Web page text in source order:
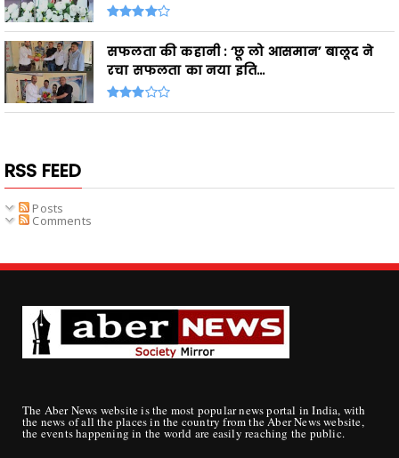
सफलता की कहानी : ‘छू लो आसमान’ बालूद ने
रचा सफलता का नया इति...
RSS FEED
Posts
Comments
The Aber News website is the most popular news portal in India, with
the news of all the places in the country from the Aber News website,
the events happening in the world are easily reaching the public.